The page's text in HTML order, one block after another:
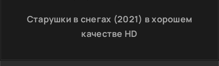
Старушки в снегах (2021) в хорошем
качестве HD